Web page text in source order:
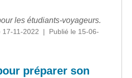
les étudiants-voyageurs.
17-11-2022 | Publié le 15-06-
préparer son